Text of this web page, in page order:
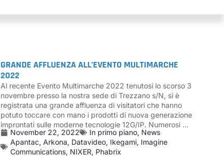
GRANDE AFFLUENZA ALL’EVENTO MULTIMARCHE
2022
Al recente Evento Multimarche 2022 tenutosi lo scorso 3
novembre presso la nostra sede di Trezzano s/N, si è
registrata una grande affluenza di visitatori che hanno
potuto toccare con mano i prodotti di nuova generazione
improntati sulle moderne tecnologie 12G/IP. Numerosi ...
November 22, 2022
In primo piano, News
Apantac, Arkona, Datavideo, Ikegami, Imagine
Communications, NIXER, Phabrix